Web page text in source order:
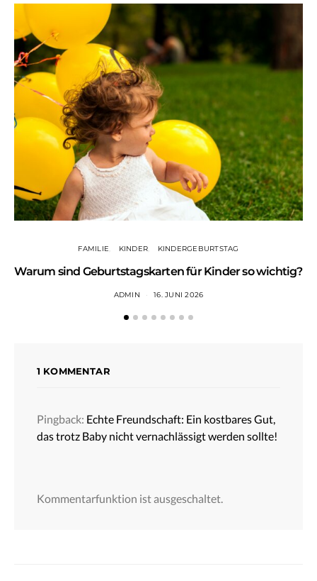
FAMILIE KINDER KINDERGEBURTSTAG
Warum sind Geburtstagskarten für Kinder so wichtig?
ADMIN 16. JUNI 2026
1 KOMMENTAR
Pingback: Echte Freundschaft: Ein kostbares Gut,
das trotz Baby nicht vernachlässigt werden sollte!
Kommentarfunktion ist ausgeschaltet.